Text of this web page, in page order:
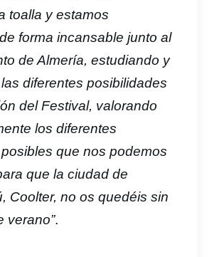
toalla y estamos
forma incansable junto al
de Almería, estudiando y
diferentes posibilidades
del Festival, valorando
los diferentes
que nos podemos
que la ciudad de
Coolter, no os quedéis sin
verano”.